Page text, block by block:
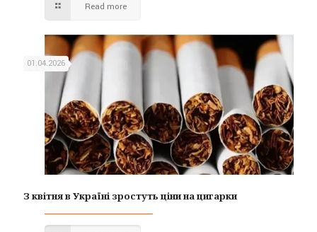
Read more
01.04.2026
З квітня в Україні зростуть ціни на цигарки